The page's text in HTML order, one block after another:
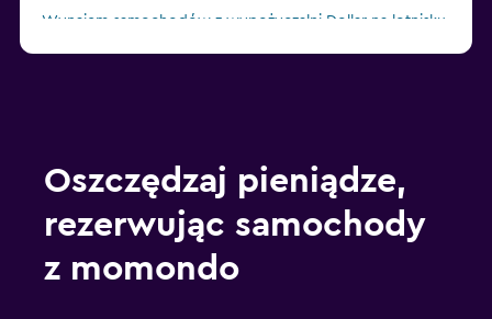
Wynajem samochodów z wypożyczalni Dollar na lotnisku
Oszczędzaj pieniądze,
rezerwując samochody
z momondo